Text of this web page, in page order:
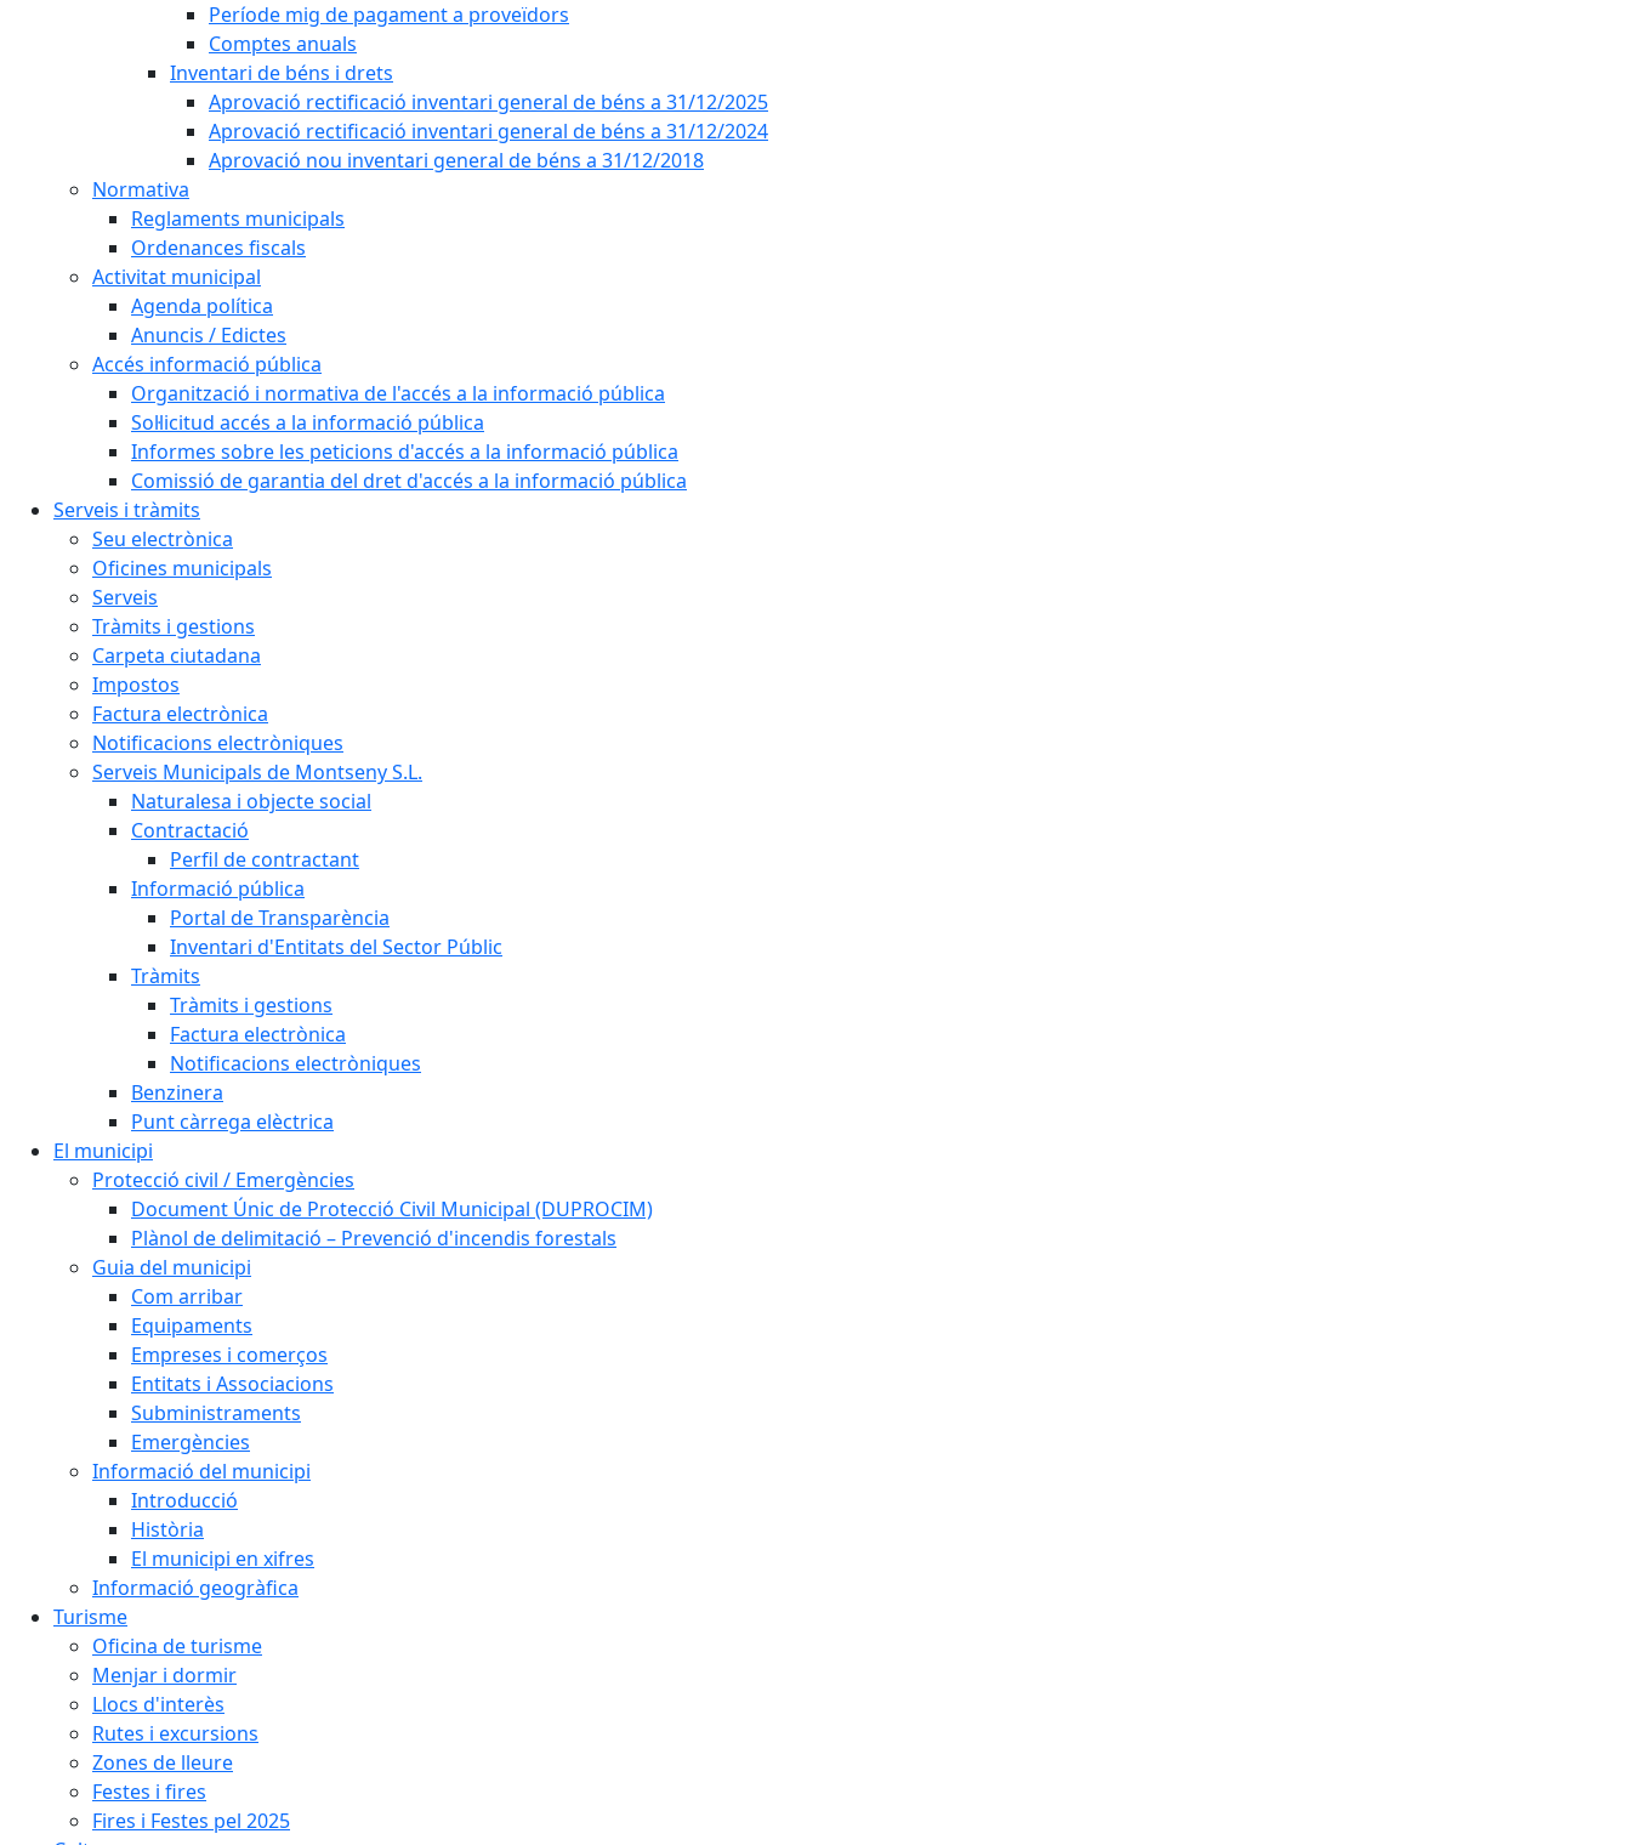
Període mig de pagament a proveïdors
Comptes anuals
Inventari de béns i drets
Aprovació rectificació inventari general de béns a 31/12/2025
Aprovació rectificació inventari general de béns a 31/12/2024
Aprovació nou inventari general de béns a 31/12/2018
Normativa
Reglaments municipals
Ordenances fiscals
Activitat municipal
Agenda política
Anuncis / Edictes
Accés informació pública
Organització i normativa de l'accés a la informació pública
Sol·licitud accés a la informació pública
Informes sobre les peticions d'accés a la informació pública
Comissió de garantia del dret d'accés a la informació pública
Serveis i tràmits
Seu electrònica
Oficines municipals
Serveis
Tràmits i gestions
Carpeta ciutadana
Impostos
Factura electrònica
Notificacions electròniques
Serveis Municipals de Montseny S.L.
Naturalesa i objecte social
Contractació
Perfil de contractant
Informació pública
Portal de Transparència
Inventari d'Entitats del Sector Públic
Tràmits
Tràmits i gestions
Factura electrònica
Notificacions electròniques
Benzinera
Punt càrrega elèctrica
El municipi
Protecció civil / Emergències
Document Únic de Protecció Civil Municipal (DUPROCIM)
Plànol de delimitació – Prevenció d'incendis forestals
Guia del municipi
Com arribar
Equipaments
Empreses i comerços
Entitats i Associacions
Subministraments
Emergències
Informació del municipi
Introducció
Història
El municipi en xifres
Informació geogràfica
Turisme
Oficina de turisme
Menjar i dormir
Llocs d'interès
Rutes i excursions
Zones de lleure
Festes i fires
Fires i Festes pel 2025